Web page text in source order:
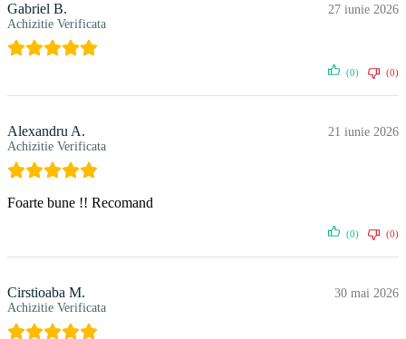
Gabriel B.
Achizitie Verificata
27 iunie 2026
(0) (0)
Alexandru A.
Achizitie Verificata
21 iunie 2026
Foarte bune !! Recomand
(0) (0)
Cirstioaba M.
Achizitie Verificata
30 mai 2026